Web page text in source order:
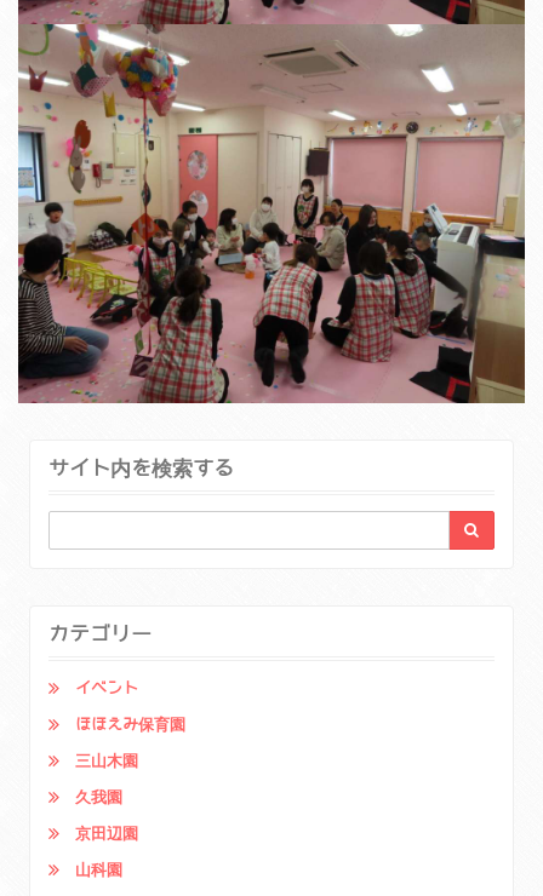
サイト内を検索する
カテゴリー
イベント
ほほえみ保育園
三山木園
久我園
京田辺園
山科園